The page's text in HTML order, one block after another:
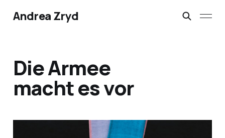
Andrea Zryd
Die Armee
macht es vor